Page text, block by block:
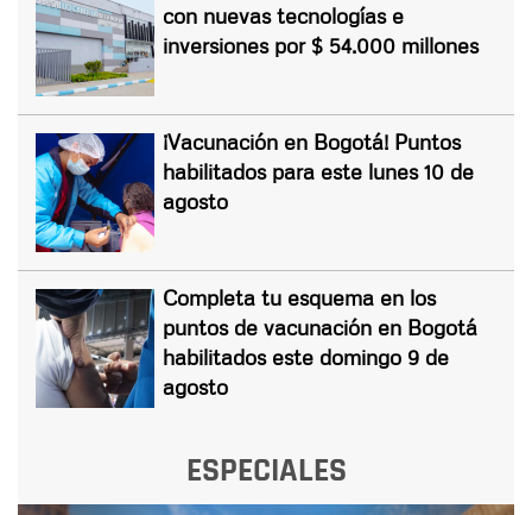
con nuevas tecnologías e
inversiones por $ 54.000 millones
¡Vacunación en Bogotá! Puntos
habilitados para este lunes 10 de
agosto
Completa tu esquema en los
puntos de vacunación en Bogotá
habilitados este domingo 9 de
agosto
ESPECIALES